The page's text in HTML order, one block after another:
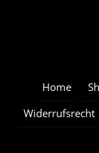
Home
Widerrufsrecht